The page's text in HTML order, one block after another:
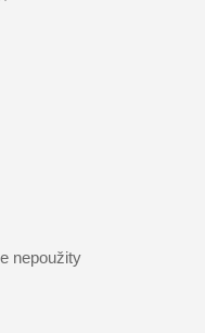
nepoužity